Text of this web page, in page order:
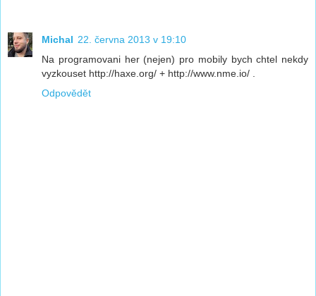
Michal 22. června 2013 v 19:10
Na programovani her (nejen) pro mobily bych chtel nekdy
vyzkouset http://haxe.org/ + http://www.nme.io/ .
Odpovědět